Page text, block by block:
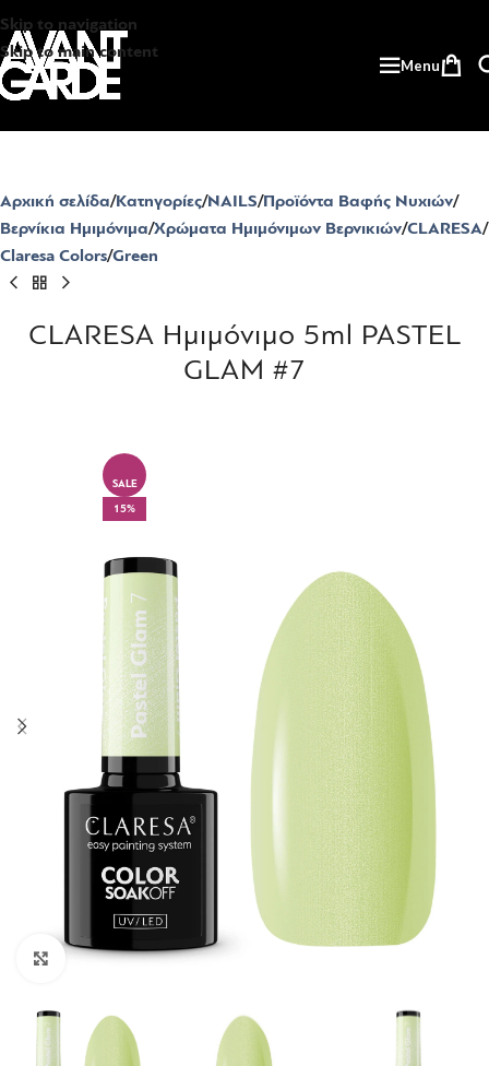
Skip to navigation
Skip to main content
Menu
Αρχική σελίδα Κατηγορίες NAILS Προϊόντα Βαφής Νυχιών
Βερνίκια Ημιμόνιμα Χρώματα Ημιμόνιμων Βερνικιών CLARESA
Claresa Colors Green
CLARESA Ημιμόνιμο 5ml PASTEL
GLAM #7
SALE
15%
Click to enlarge